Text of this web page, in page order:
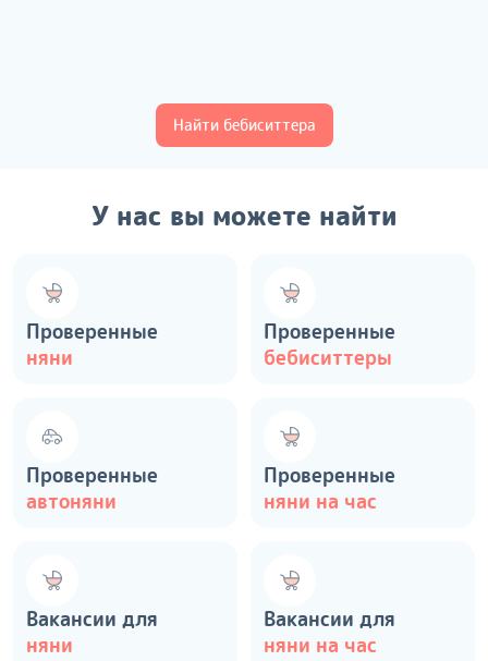
Найти бебиситтера
У нас вы можете найти
Проверенные
няни
Проверенные
бебиситтеры
Проверенные
автоняни
Проверенные
няни на час
Вакансии для
няни
Вакансии для
няни на час